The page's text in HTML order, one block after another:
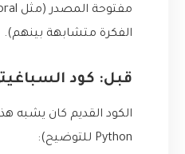
الفكرة متشابهة بينهم).
قبل: كود
الكود القديم كان يشبه
Python للتوضيح):